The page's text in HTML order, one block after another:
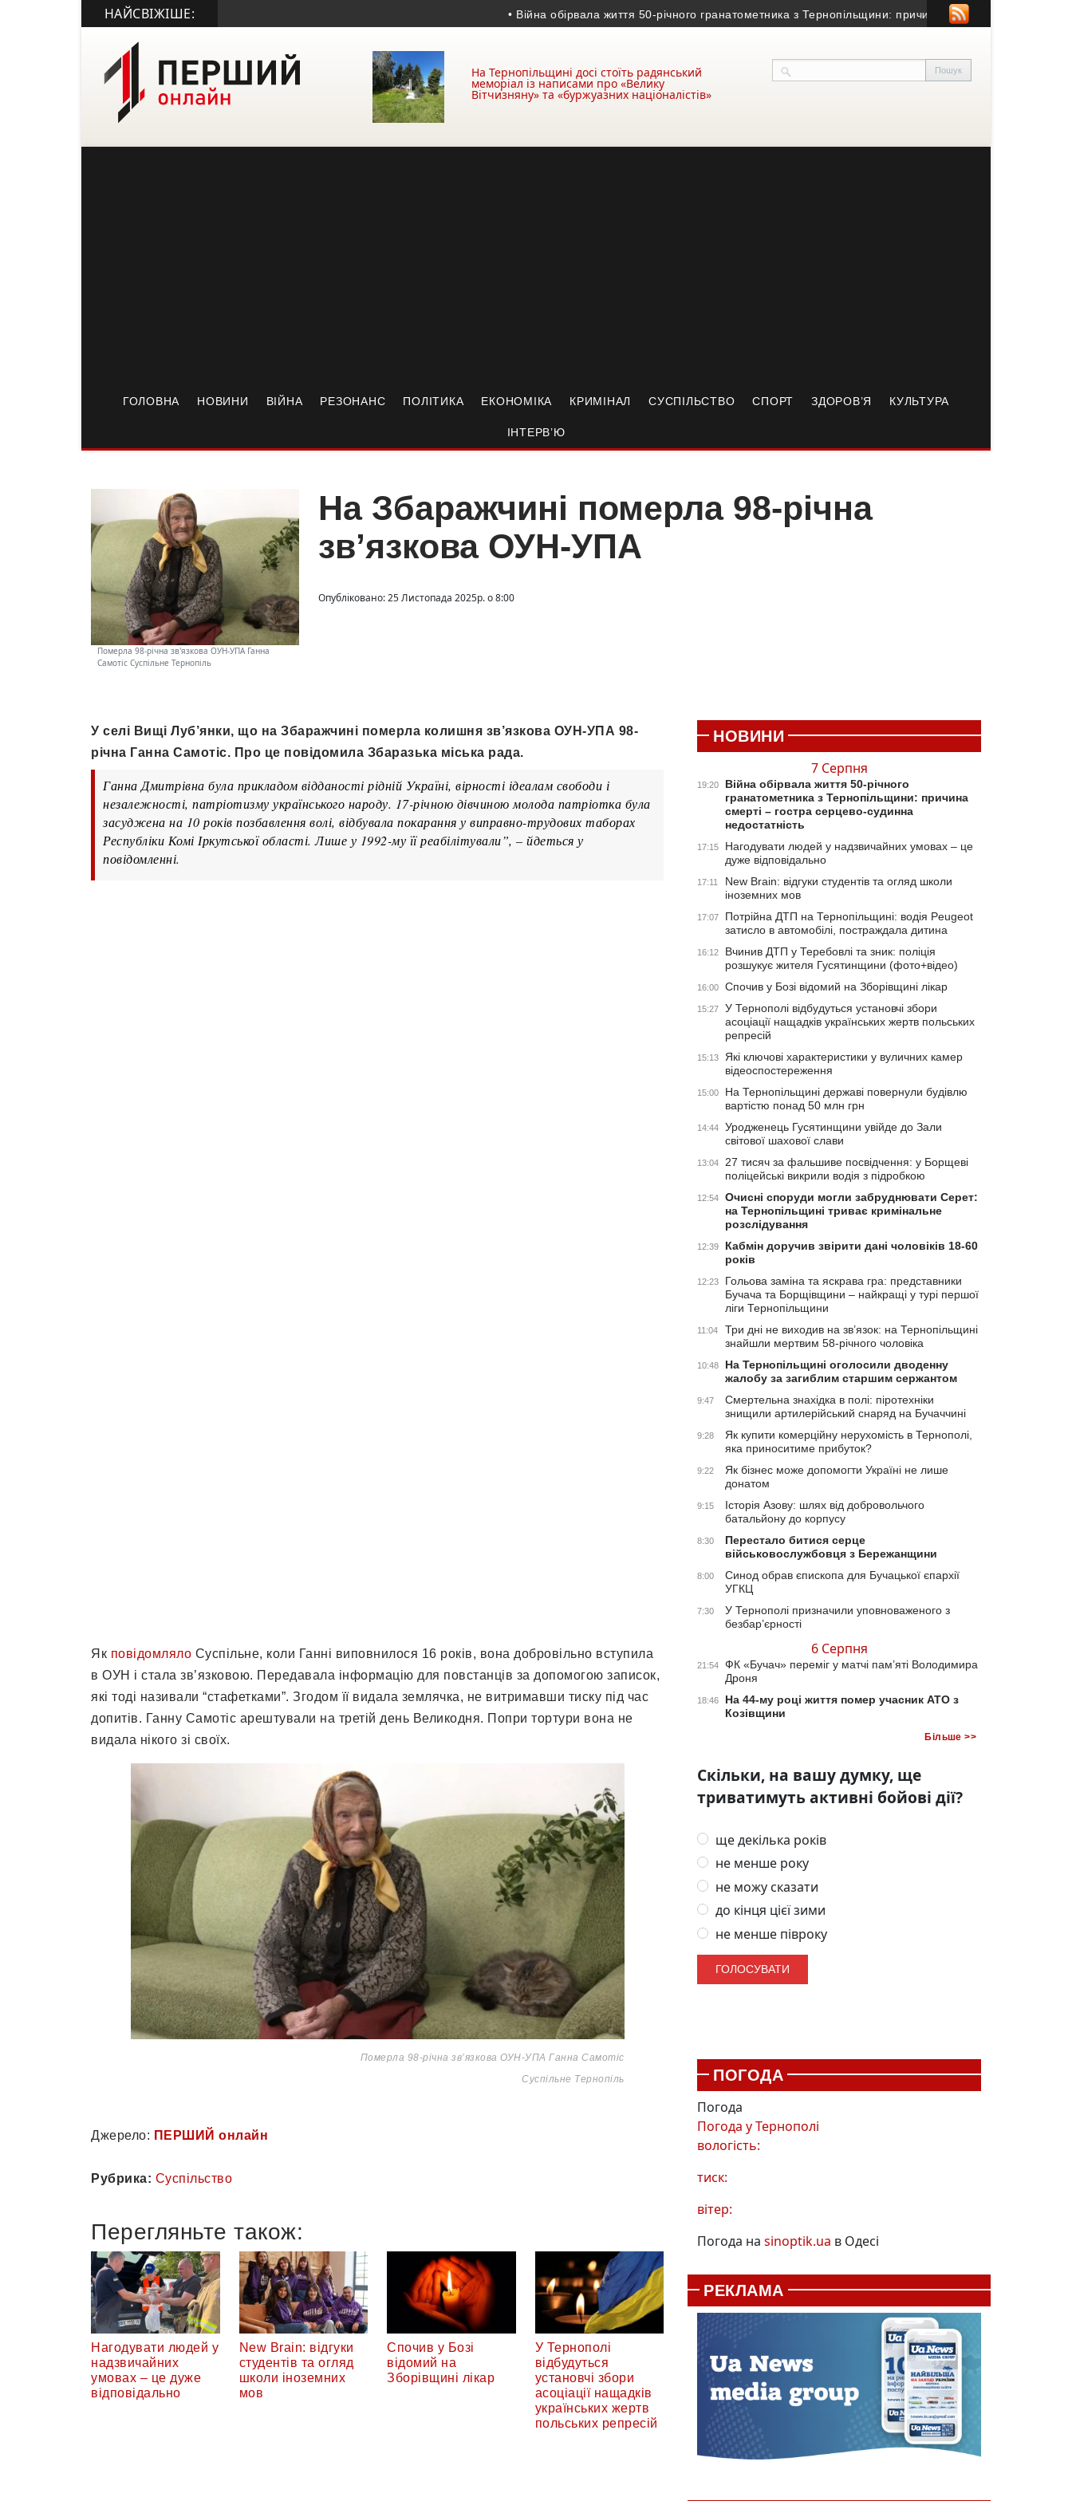
НАЙСВІЖІШЕ: • Війна обірвала життя 50-річного гранатометника з Тернопільщини: причина смерті – гостра серцево-
На Тернопільщині досі стоїть радянський
меморіал із написами про «Велику
Вітчизняну» та «буржуазних націоналістів»
ГОЛОВНА НОВИНИ ВІЙНА РЕЗОНАНС ПОЛІТИКА ЕКОНОМІКА КРИМІНАЛ СУСПІЛЬСТВО СПОРТ ЗДОРОВ’Я КУЛЬТУРА
ІНТЕРВ’Ю
Померла 98-річна зв'язкова ОУН-УПА Ганна
Самотіс Суспільне Тернопіль
На Збаражчині померла 98-річна
зв’язкова ОУН-УПА
Опубліковано: 25 Листопада 2025р. о 8:00
У селі Вищі Луб’янки, що на Збаражчині померла колишня зв’язкова ОУН-УПА 98-
річна Ганна Самотіс. Про це повідомила Збаразька міська рада.
Ганна Дмитрівна була прикладом відданості рідній Україні, вірності ідеалам свободи і
незалежності, патріотизму українського народу. 17-річною дівчиною молода патріотка була
засуджена на 10 років позбавлення волі, відбувала покарання у виправно-трудових таборах
Республіки Комі Іркутської області. Лише у 1992-му її реабілітували”, – йдеться у
повідомленні.
Як повідомляло Суспільне, коли Ганні виповнилося 16 років, вона добровільно вступила
в ОУН і стала зв’язковою. Передавала інформацію для повстанців за допомогою записок,
які тоді називали “стафетками”. Згодом її видала землячка, не витримавши тиску під час
допитів. Ганну Самотіс арештували на третій день Великодня. Попри тортури вона не
видала нікого зі своїх.
Померла 98-річна зв’язкова ОУН-УПА Ганна Самотіс
Суспільне Тернопіль
Джерело: ПЕРШИЙ онлайн
Рубрика: Суспільство
Перегляньте також:
Нагодувати людей у
надзвичайних
умовах – це дуже
відповідально
New Brain: відгуки
студентів та огляд
школи іноземних
мов
Спочив у Бозі
відомий на
Зборівщині лікар
У Тернополі
відбудуться
установчі збори
асоціації нащадків
українських жертв
польських репресій
НОВИНИ
7 Серпня
19:20
Війна обірвала життя 50-річного
гранатометника з Тернопільщини: причина
смерті – гостра серцево-судинна
недостатність
17:15
Нагодувати людей у надзвичайних умовах – це
дуже відповідально
17:11
New Brain: відгуки студентів та огляд школи
іноземних мов
17:07
Потрійна ДТП на Тернопільщині: водія Peugeot
затисло в автомобілі, постраждала дитина
16:12
Вчинив ДТП у Теребовлі та зник: поліція
розшукує жителя Гусятинщини (фото+відео)
16:00 Спочив у Бозі відомий на Зборівщині лікар
15:27
У Тернополі відбудуться установчі збори
асоціації нащадків українських жертв польських
репресій
15:13
Які ключові характеристики у вуличних камер
відеоспостереження
15:00
На Тернопільщині державі повернули будівлю
вартістю понад 50 млн грн
14:44
Уродженець Гусятинщини увійде до Зали
світової шахової слави
13:04
27 тисяч за фальшиве посвідчення: у Борщеві
поліцейські викрили водія з підробкою
12:54
Очисні споруди могли забруднювати Серет:
на Тернопільщині триває кримінальне
розслідування
12:39
Кабмін доручив звірити дані чоловіків 18-60
років
12:23
Гольова заміна та яскрава гра: представники
Бучача та Борщівщини – найкращі у турі першої
ліги Тернопільщини
11:04
Три дні не виходив на зв’язок: на Тернопільщині
знайшли мертвим 58-річного чоловіка
10:48
На Тернопільщині оголосили дводенну
жалобу за загиблим старшим сержантом
9:47
Смертельна знахідка в полі: піротехніки
знищили артилерійський снаряд на Бучаччині
9:28
Як купити комерційну нерухомість в Тернополі,
яка приноситиме прибуток?
9:22
Як бізнес може допомогти Україні не лише
донатом
9:15
Історія Азову: шлях від добровольчого
батальйону до корпусу
8:30
Перестало битися серце
військовослужбовця з Бережанщини
8:00
Синод обрав єпископа для Бучацької єпархії
УГКЦ
7:30
У Тернополі призначили уповноваженого з
безбар’єрності
6 Серпня
21:54
ФК «Бучач» переміг у матчі пам’яті Володимира
Дроня
18:46
На 44-му році життя помер учасник АТО з
Козівщини
Більше >>
Скільки, на вашу думку, ще
триватимуть активні бойові дії?
ще декілька років
не менше року
не можу сказати
до кінця цієї зими
не менше півроку
ПОГОДА
Погода
Погода уТернополі
вологість:
тиск:
вітер:
Погода на sinoptik.ua в Одесі
РЕКЛАМА